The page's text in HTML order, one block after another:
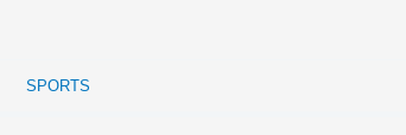
SPORTS